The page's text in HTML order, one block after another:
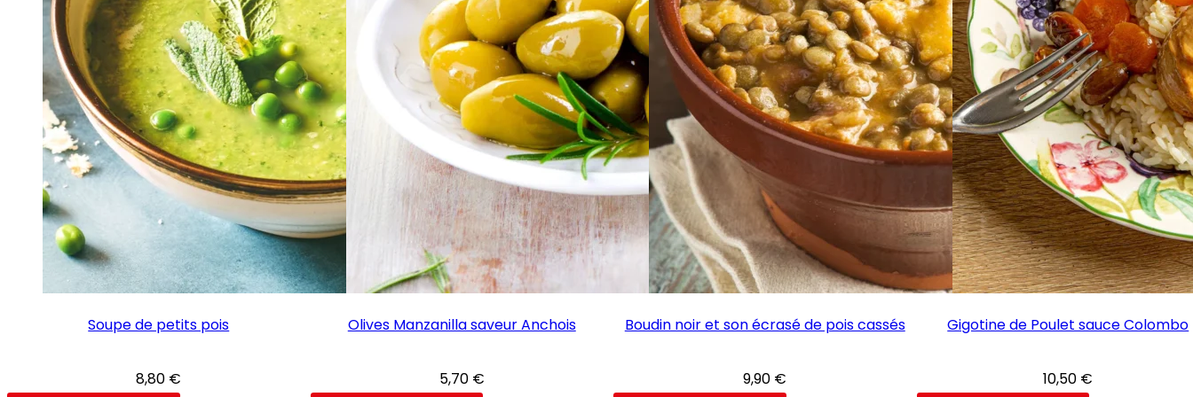
Soupe de petits pois
8,80 €
Olives Manzanilla saveur Anchois
5,70 €
Boudin noir et son écrasé de pois cassés
9,90 €
Gigotine de Poulet sauce Colombo
10,50 €